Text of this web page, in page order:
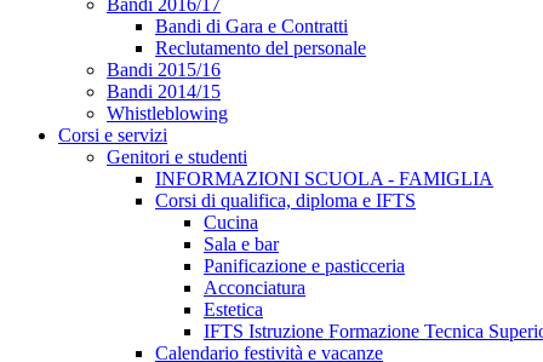
Bandi 2016/17
Bandi di Gara e Contratti
Reclutamento del personale
Bandi 2015/16
Bandi 2014/15
Whistleblowing
Corsi e servizi
Genitori e studenti
INFORMAZIONI SCUOLA - FAMIGLIA
Corsi di qualifica, diploma e IFTS
Cucina
Sala e bar
Panificazione e pasticceria
Acconciatura
Estetica
IFTS Istruzione Formazione Tecnica
Calendario festività e vacanze